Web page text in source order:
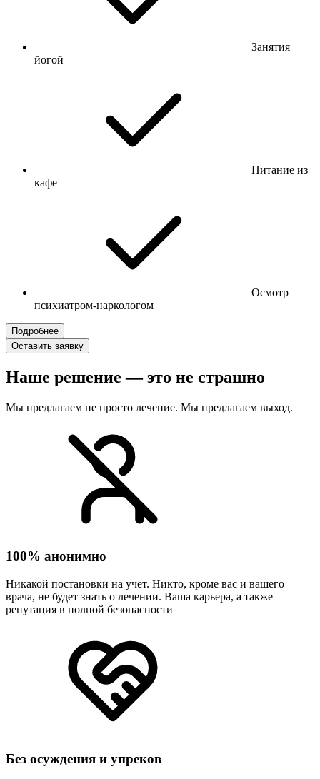
Занятия
йогой
Питание из
кафе
Осмотр
психиатром-наркологом
Подробнее
Оставить заявку
Наше решение — это не страшно
Мы предлагаем не просто лечение. Мы предлагаем выход.
100% анонимно
Никакой постановки на учет. Никто, кроме вас и вашего
врача, не будет знать о лечении. Ваша карьера, а также
репутация в полной безопасности
Без осуждения и упреков